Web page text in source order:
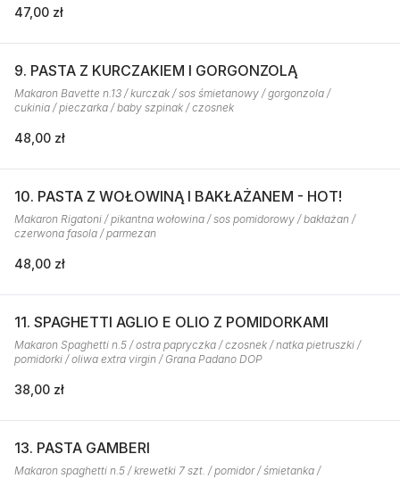
47,00 zł
9. PASTA Z KURCZAKIEM I GORGONZOLĄ
Makaron Bavette n.13 / kurczak / sos śmietanowy / gorgonzola /
cukinia / pieczarka / baby szpinak / czosnek
48,00 zł
10. PASTA Z WOŁOWINĄ I BAKŁAŻANEM - HOT!
Makaron Rigatoni / pikantna wołowina / sos pomidorowy / bakłażan /
czerwona fasola / parmezan
48,00 zł
11. SPAGHETTI AGLIO E OLIO Z POMIDORKAMI
Makaron Spaghetti n.5 / ostra papryczka / czosnek / natka pietruszki /
pomidorki / oliwa extra virgin / Grana Padano DOP
38,00 zł
13. PASTA GAMBERI
Makaron spaghetti n.5 / krewetki 7 szt. / pomidor / śmietanka /